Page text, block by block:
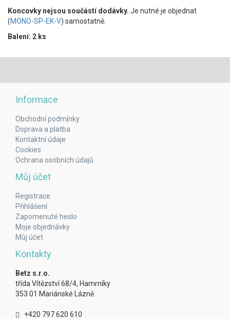
Koncovky nejsou součástí dodávky. Je nutné je objednat
(MONO-SP-EK-V) samostatně.
Balení: 2 ks
Informace
Obchodní podmínky
Doprava a platba
Kontaktní údaje
Cookies
Ochrana osobních údajů
Můj účet
Registrace
Přihlášení
Zapomenuté heslo
Moje objednávky
Můj účet
Kontakty
Betz s.r.o.
třída Vítězství 68/4, Hamrníky
353 01 Mariánské Lázně
+420 797 620 610